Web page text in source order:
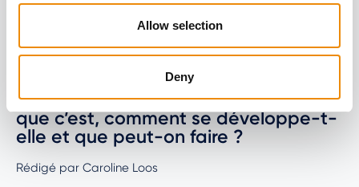
Allow selection
Deny
La fourbure chez le cheval : qu’est-ce
que c’est, comment se développe-t-
elle et que peut-on faire ?
Rédigé par Caroline Loos